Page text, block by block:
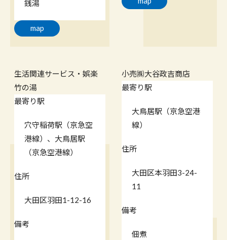
銭湯
map
生活関連サービス・娯楽
竹の湯
最寄り駅
穴守稲荷駅（京急空
港線）、大鳥居駅
（京急空港線）
住所
大田区羽田1-12-16
備考
小売㈱大谷政吉商店
最寄り駅
大鳥居駅（京急空港
線）
住所
大田区本羽田3-24-
11
備考
佃煮